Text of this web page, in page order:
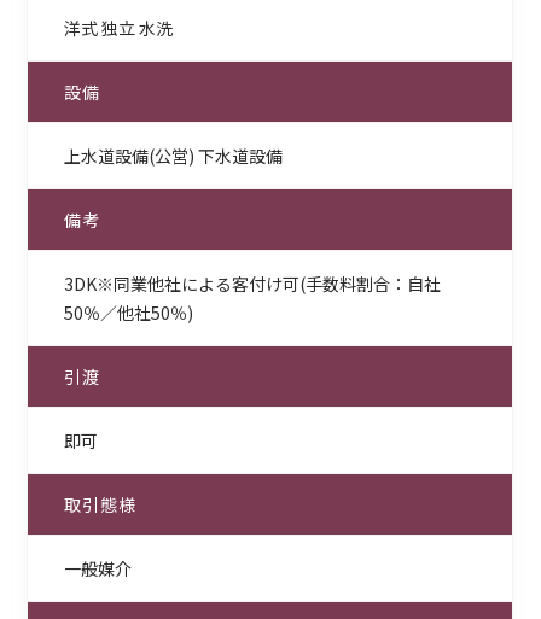
洋式 独立 水洗
設備
上水道設備(公営) 下水道設備
備考
3DK※同業他社による客付け可(手数料割合：自社
50％／他社50％)
引渡
即可
取引態様
一般媒介